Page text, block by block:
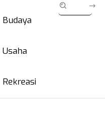
Budaya
Usaha
Rekreasi